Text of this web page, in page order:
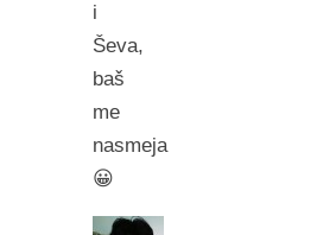
i
Ševa,
baš
me
nasmeja
😀